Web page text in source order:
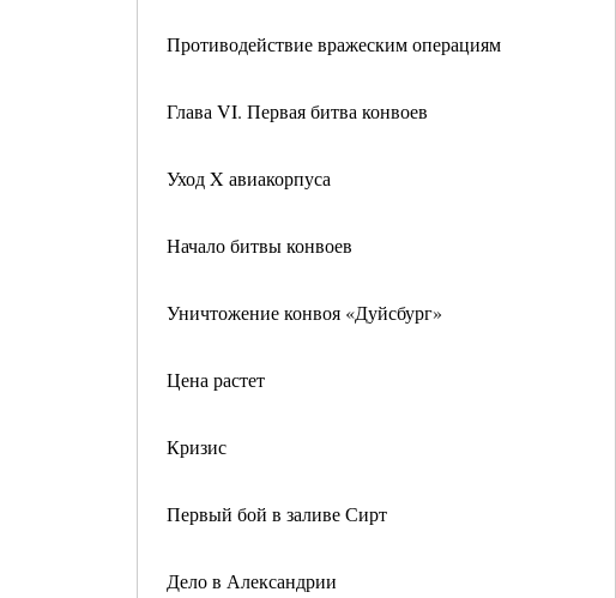
Противодействие вражеским операциям
Глава VI. Первая битва конвоев
Уход X авиакорпуса
Начало битвы конвоев
Уничтожение конвоя «Дуйсбург»
Цена растет
Кризис
Первый бой в заливе Сирт
Дело в Александрии